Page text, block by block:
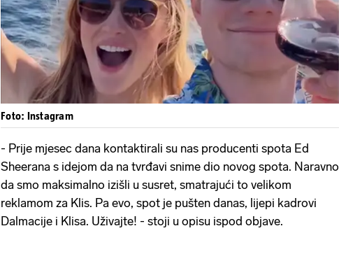
Foto: Instagram
- Prije mjesec dana kontaktirali su nas producenti spota Ed
Sheerana s idejom da na tvrđavi snime dio novog spota. Naravno
da smo maksimalno izišli u susret, smatrajući to velikom
reklamom za Klis. Pa evo, spot je pušten danas, lijepi kadrovi
Dalmacije i Klisa. Uživajte! - stoji u opisu ispod objave.